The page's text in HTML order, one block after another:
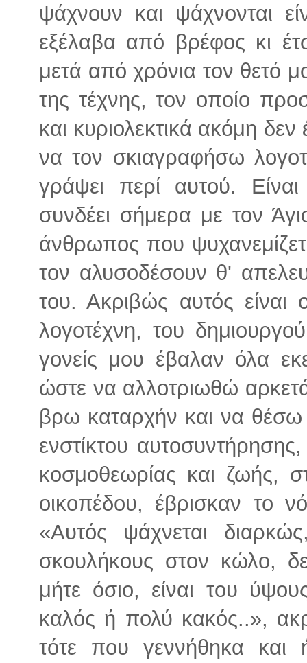
ψάχνουν και ψάχνονται
εξέλαβα από βρέφος κι
μετά από χρόνια τον θετό
της τέχνης, τον οποίο
και κυριολεκτικά ακόμη
να τον σκιαγραφήσω
γράψει περί αυτού.
συνδέει σήμερα με τον
άνθρωπος που
τον αλυσοδέσουν θ'
του. Ακριβώς αυτός είναι
λογοτέχνη, του
γονείς μου έβαλαν όλα
ώστε να αλλοτριωθώ
βρω καταρχήν και να θέσω
ενστίκτου
κοσμοθεωρίας και ζωής,
οικοπέδου, έβρισκαν το
«Αυτός ψάχνεται
σκουλήκους στον κώλο,
μήτε όσιο, είναι του
καλός ή πολύ κακός..»,
τότε που γεννήθηκα